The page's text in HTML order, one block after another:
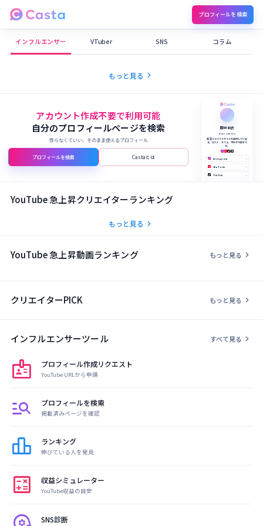
プロフィールを検索
Castaメディア
インフルエンサー VTuber SNS コラム
もっと見る chevron_right
アカウント作成不要で利用可能
自分のプロフィールページを検索
作らなくていい、そのまま使えるプロフィール
プロフィールを検索 Castaとは
田中 結衣
@yui_tanaka
美容とライフスタイルを発信していま
す。コスメ、カフェ、旅行が大好きで
す。
Instagram ›
YouTube ›
TikTok ›
YouTube 急上昇クリエイターランキング
もっと見る chevron_right
YouTube 急上昇動画ランキング もっと見る chevron_right
クリエイターPICK もっと見る chevron_right
インフルエンサーツール すべて見る chevron_right
badge プロフィール作成リクエスト
YouTube URLから申請
manage_search プロフィールを検索
掲載済みページを確認
leaderboard ランキング
伸びている人を発見
calculate 収益シミュレーター
YouTube収益の目安
SNS診断